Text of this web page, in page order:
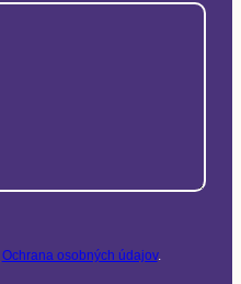
Ochrana osobných údajov.